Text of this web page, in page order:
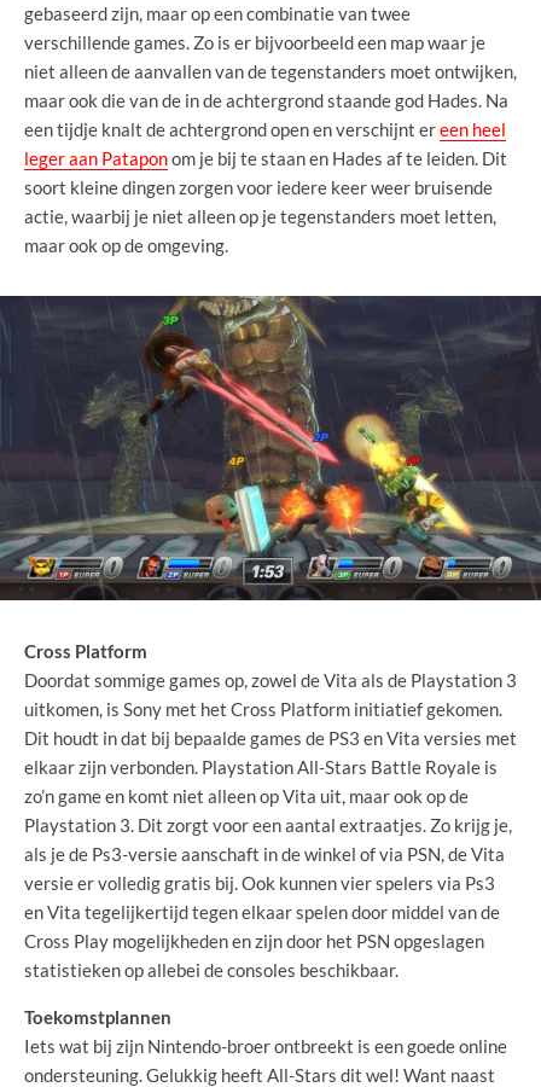
gebaseerd zijn, maar op een combinatie van twee
verschillende games. Zo is er bijvoorbeeld een map waar je
niet alleen de aanvallen van de tegenstanders moet ontwijken,
maar ook die van de in de achtergrond staande god Hades. Na
een tijdje knalt de achtergrond open en verschijnt ereen heel
leger aan Pataponom je bij te staan en Hades af te leiden. Dit
soort kleine dingen zorgen voor iedere keer weer bruisende
actie, waarbij je niet alleen op je tegenstanders moet letten,
maar ook op de omgeving.
Cross Platform
Doordat sommige games op, zowel de Vita als de Playstation 3
uitkomen, is Sony met het Cross Platform initiatief gekomen.
Dit houdt in dat bij bepaalde games de PS3 en Vita versies met
elkaar zijn verbonden. Playstation All-Stars Battle Royale is
zo’n game en komt niet alleen op Vita uit, maar ook op de
Playstation 3. Dit zorgt voor een aantal extraatjes. Zo krijg je,
als je de Ps3-versie aanschaft in de winkel of via PSN, de Vita
versie er volledig gratis bij. Ook kunnen vier spelers via Ps3
en Vita tegelijkertijd tegen elkaar spelen door middel van de
Cross Play mogelijkheden en zijn door het PSN opgeslagen
statistieken op allebei de consoles beschikbaar.
Toekomstplannen
Iets wat bij zijn Nintendo-broer ontbreekt is een goede online
ondersteuning. Gelukkig heeft All-Stars dit wel! Want naast